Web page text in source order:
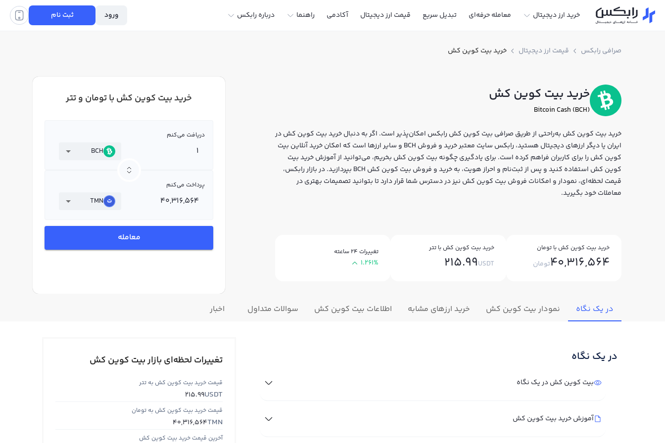
خرید ارز دیجیتال معامله حرفه‌ای تبدیل سریع قیمت ارز دیجیتال آکادمی راهنما درباره رابکس ورود ثبت نام
صرافی رابکس قیمت ارز دیجیتال خرید بیت کوین کش
خرید بیت کوین کش
Bitcoin Cash (BCH)
خرید بیت کوین کش به‌راحتی از طریق صرافی بیت کوین کش رابکس امکان‌پذیر است. اگر به دنبال خرید بیت کوین کش در
ایران یا دیگر ارزهای دیجیتال هستید، رابکس سایت معتبر خرید و فروش BCH و سایر ارزها است که امکان خرید آنلاین بیت
کوین کش را برای کاربران فراهم کرده است. برای یادگیری چگونه بیت کوین کش بخریم، می‌توانید از آموزش خرید بیت
کوین کش استفاده کنید و پس از ثبت‌نام و احراز هویت، به خرید و فروش بیت کوین کش BCH بپردازید. در بازار رابکس،
قیمت لحظه‌ای، نمودار و امکانات فروش بیت کوین کش نیز در دسترس شما قرار دارد تا بتوانید تصمیمات بهتری در
معاملات خود بگیرید.
خرید بیت کوین کش با تومان
40,316,564تومان
خرید بیت کوین کش با تتر
215.99USDT
تغییرات ۲۴ ساعته
1.261%
خرید بیت کوین کش با تومان و تتر
دریافت می‌کنم
BCH
پرداخت می‌کنم
TMN
معامله
در یک نگاه نمودار بیت کوین کش خرید ارزهای مشابه اطلاعات بیت کوین کش سوالات متداول اخبار
در یک نگاه
بیت کوین کش در یک نگاه
آموزش خرید بیت کوین کش
تغییرات لحظه‌ای بازار بیت کوین کش
قیمت خرید بیت کوین کش به تتر
USDT
215.99
قیمت خرید بیت کوین کش به تومان
TMN
40,316,564
آخرین قیمت خرید بیت کوین کش